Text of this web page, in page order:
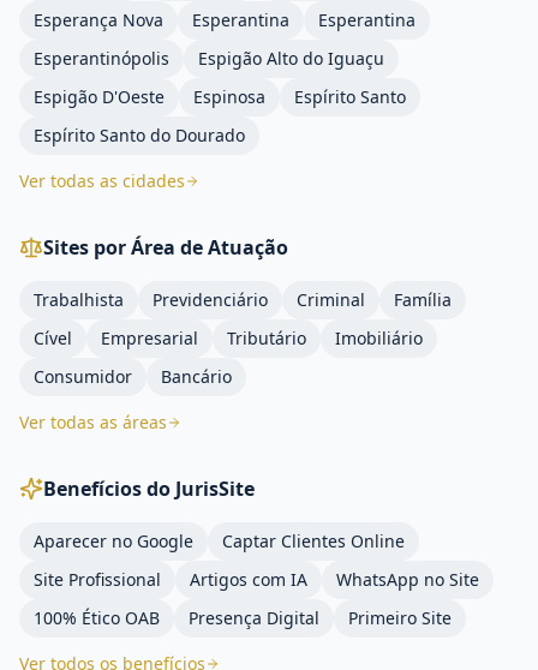
Esperança Nova
Esperantina
Esperantina
Esperantinópolis
Espigão Alto do Iguaçu
Espigão D'Oeste
Espinosa
Espírito Santo
Espírito Santo do Dourado
Ver todas as cidades
Sites por Área de Atuação
Trabalhista Previdenciário Criminal
Família
Cível
Empresarial Tributário
Imobiliário
Consumidor
Bancário
Ver todas as áreas
Benefícios do JurisSite
Aparecer no Google
Captar Clientes Online
Site Profissional
Artigos com IA
WhatsApp no Site
100% Ético OAB
Presença Digital
Primeiro Site
Ver todos os benefícios